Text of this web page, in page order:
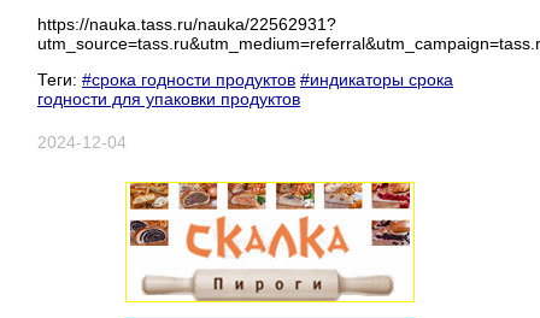
https://nauka.tass.ru/nauka/22562931?
Теги: #срока годности продуктов #индикаторы срока
годности для упаковки продуктов
2024-12-04